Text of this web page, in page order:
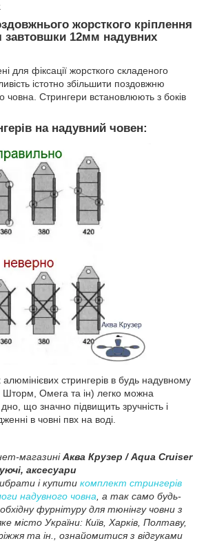
жорсткого кріплення
завтовшки 12мм надувних
для фіксації жорсткого складеного
істотно збільшити поздовжню
човна. Стрингери встановлюють з боків
на надувний човен:
стрингерів в будь надувному
Шторм, Омега та ін) легко можна
що значно підвищить зручність і
в човні пвх на воді.
магазиніАква Крузер / Aqua Cruiser
аксесуари
і купити комплект стрингерів
надувного човна , а так само будь-
фурнітуру для тюнінгу човни з
місто України: Київ, Харків, Полтаву,
та ін., ознайомитися з відгуками